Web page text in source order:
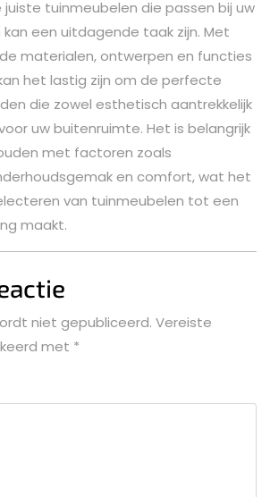
juiste tuinmeubelen die passen bij uw
een uitdagende taak zijn. Met
materialen, ontwerpen en functies
het lastig zijn om de perfecte
die zowel esthetisch aantrekkelijk
uw buitenruimte. Het is belangrijk
met factoren zoals
en comfort, wat het
van tuinmeubelen tot een
maakt.
niet gepubliceerd. Vereiste
met *